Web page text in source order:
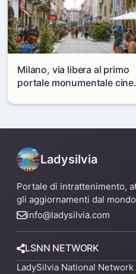
Milano, via libera al primo
portale monumentale
Ladysilvia
Portale di intrattenimento,
gli aggiornamenti dal
info@ladysilvia.com
LSNN NETWORK
LadySilvia National